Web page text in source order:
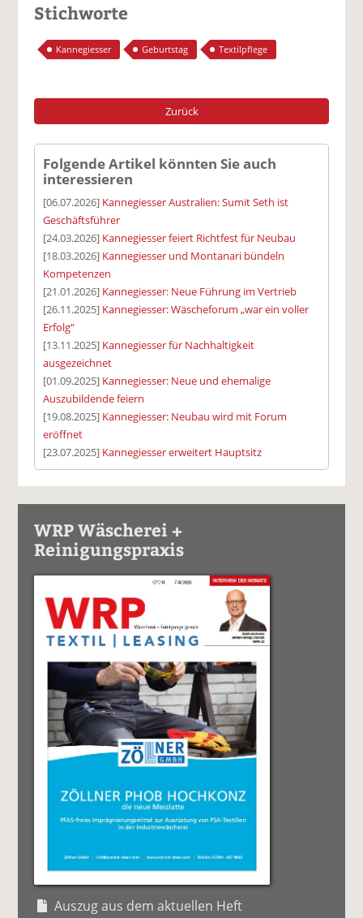
Stichworte
Kannegiesser Geburtstag Textilpflege
Zurück
Folgende Artikel könnten Sie auch
interessieren
[06.07.2026] Kannegiesser Australien: Sumit Seth ist
Geschäftsführer
[24.03.2026] Kannegiesser feiert Richtfest für Neubau
[18.03.2026] Kannegiesser und Montanari bündeln
Kompetenzen
[21.01.2026] Kannegiesser: Neue Führung im Vertrieb
[26.11.2025] Kannegiesser: Wäscheforum „war ein voller
Erfolg“
[13.11.2025] Kannegiesser für Nachhaltigkeit
ausgezeichnet
[01.09.2025] Kannegiesser: Neue und ehemalige
Auszubildende feiern
[19.08.2025] Kannegiesser: Neubau wird mit Forum
eröffnet
[23.07.2025] Kannegiesser erweitert Hauptsitz
WRP Wäscherei +
Reinigungspraxis
Auszug aus dem aktuellen Heft